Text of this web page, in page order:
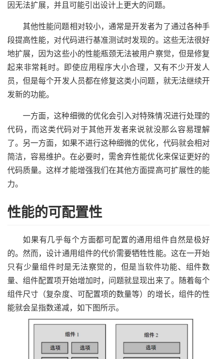
因无法扩展，并且可能引出设计上更大的问题。
其他性能问题相对较小，通常是开发者为了通过各种手
段提高性能，对代码进行基准测试时发现的。这些无法很好
地扩展，因为这些小的性能瓶颈无法被用户察觉，但是修复
起来非常耗时。即使应用程序大小合理，又有不少开发人
员，但是每个开发人员都在修复这类小问题，就无法继续开
发新的功能。
一方面，这种细微的优化会引入对特殊情况进行处理的
代码，而这类代码对于其他开发者来说就没那么容易理解
了。另一方面，如果不进行这种细微的优化，代码就会相对
简洁，容易维护。在必要时，需舍弃性能优化来保证更好的
代码质量。这样才能增强我们在其他方面提高可扩展性的能
力。
性能的可配置性
如果有几乎每个方面都可配置的通用组件自然是极好
的。然而，设计通用组件的代价需要牺牲性能。这在一开始
只有少量组件时是无法察觉的，但是当软件功能、组件数
量、组件配置项开始增加时，问题就显现出来了。随着每个
组件尺寸（复杂度、可配置项的数量等）的增长，组件的性
能就会呈指数递减，如下图所示。